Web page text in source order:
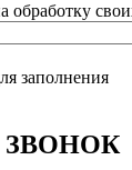
обработку
заполнения